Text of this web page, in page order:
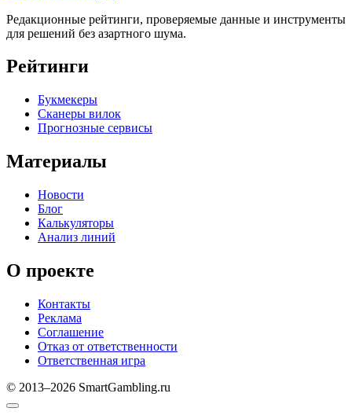
Редакционные рейтинги, проверяемые данные и инструменты
для решений без азартного шума.
Рейтинги
Букмекеры
Сканеры вилок
Прогнозные сервисы
Материалы
Новости
Блог
Калькуляторы
Анализ линий
О проекте
Контакты
Реклама
Соглашение
Отказ от ответственности
Ответственная игра
© 2013–2026 SmartGambling.ru